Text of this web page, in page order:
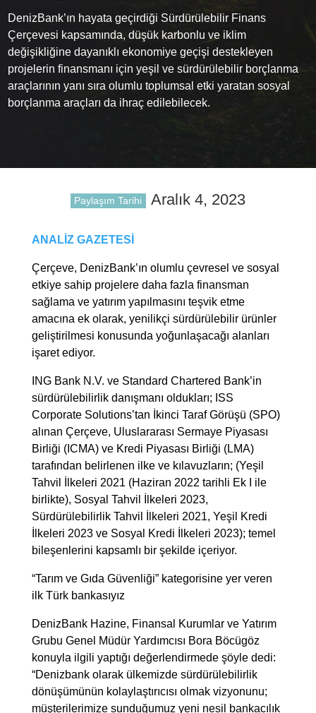
DenizBank’ın hayata geçirdiği Sürdürülebilir Finans
Çerçevesi kapsamında, düşük karbonlu ve iklim
değişikliğine dayanıklı ekonomiye geçişi destekleyen
projelerin finansmanı için yeşil ve sürdürülebilir borçlanma
araçlarının yanı sıra olumlu toplumsal etki yaratan sosyal
borçlanma araçları da ihraç edilebilecek.
Paylaşım Tarihi Aralık 4, 2023
ANALİZ GAZETESİ
Çerçeve, DenizBank’ın olumlu çevresel ve sosyal
etkiye sahip projelere daha fazla finansman
sağlama ve yatırım yapılmasını teşvik etme
amacına ek olarak, yenilikçi sürdürülebilir ürünler
geliştirilmesi konusunda yoğunlaşacağı alanları
işaret ediyor.
ING Bank N.V. ve Standard Chartered Bank’in
sürdürülebilirlik danışmanı oldukları; ISS
Corporate Solutions’tan İkinci Taraf Görüşü (SPO)
alınan Çerçeve, Uluslararası Sermaye Piyasası
Birliği (ICMA) ve Kredi Piyasası Birliği (LMA)
tarafından belirlenen ilke ve kılavuzların; (Yeşil
Tahvil İlkeleri 2021 (Haziran 2022 tarihli Ek I ile
birlikte), Sosyal Tahvil İlkeleri 2023,
Sürdürülebilirlik Tahvil İlkeleri 2021, Yeşil Kredi
İlkeleri 2023 ve Sosyal Kredi İlkeleri 2023); temel
bileşenlerini kapsamlı bir şekilde içeriyor.
“Tarım ve Gıda Güvenliği” kategorisine yer veren
ilk Türk bankasıyız
DenizBank Hazine, Finansal Kurumlar ve Yatırım
Grubu Genel Müdür Yardımcısı Bora Böcügöz
konuyla ilgili yaptığı değerlendirmede şöyle dedi:
“Denizbank olarak ülkemizde sürdürülebilirlik
dönüşümünün kolaylaştırıcısı olmak vizyonunu;
müşterilerimize sunduğumuz yeni nesil bankacılık